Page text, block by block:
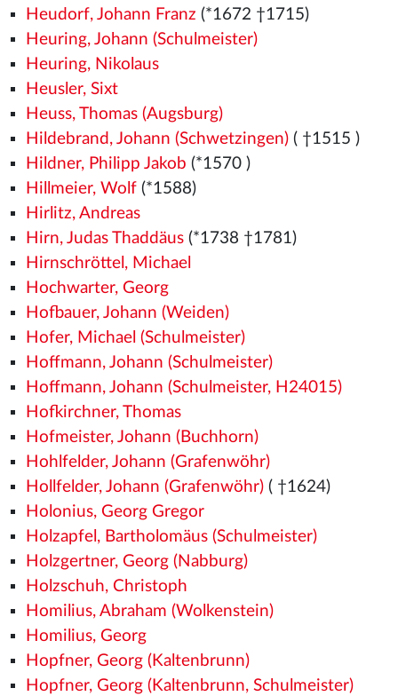
Heudorf, Johann Franz (*1672 †1715)
Heuring, Johann (Schulmeister)
Heuring, Nikolaus
Heusler, Sixt
Heuss, Thomas (Augsburg)
Hildebrand, Johann (Schwetzingen)( †1515 )
Hildner, Philipp Jakob (*1570 )
Hillmeier, Wolf(*1588)
Hirlitz, Andreas
Hirn, Judas Thaddäus(*1738 †1781)
Hirnschröttel, Michael
Hochwarter, Georg
Hofbauer, Johann (Weiden)
Hofer, Michael (Schulmeister)
Hoffmann, Johann (Schulmeister)
Hoffmann, Johann (Schulmeister, H24015)
Hofkirchner, Thomas
Hofmeister, Johann (Buchhorn)
Hohlfelder, Johann (Grafenwöhr)
Hollfelder, Johann (Grafenwöhr)( †1624)
Holonius, Georg Gregor
Holzapfel, Bartholomäus (Schulmeister)
Holzgertner, Georg (Nabburg)
Holzschuh, Christoph
Homilius, Abraham (Wolkenstein)
Homilius, Georg
Hopfner, Georg (Kaltenbrunn)
Hopfner, Georg (Kaltenbrunn, Schulmeister)